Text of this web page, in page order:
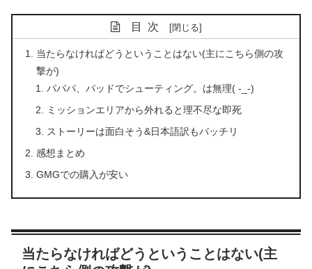
目次
当たらなければどうということはない(主にこちら側の攻
撃が)
パパパ、パッドでシューティング。は無理( -_-)
ミッションエリアから外れると理不尽な即死
ストーリーは面白そう&日本語訳もバッチリ
感想まとめ
GMGでの購入が安い
当たらなければどうということはない(主